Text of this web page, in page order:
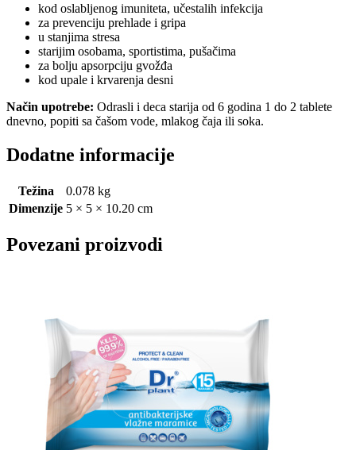
kod oslabljenog imuniteta, učestalih infekcija
za prevenciju prehlade i gripa
u stanjima stresa
starijim osobama, sportistima, pušačima
za bolju apsorpciju gvožđa
kod upale i krvarenja desni
Način upotrebe: Odrasli i deca starija od 6 godina 1 do 2 tablete
dnevno, popiti sa čašom vode, mlakog čaja ili soka.
Dodatne informacije
Težina
0.078 kg
Dimenzije 5 × 5 × 10.20 cm
Povezani proizvodi